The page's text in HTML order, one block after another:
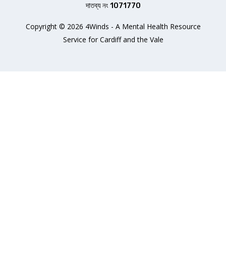
Copyright © 2026 4Winds - A Mental Health Resource
Service for Cardiff and the Vale
দাতব্য নং 1071770